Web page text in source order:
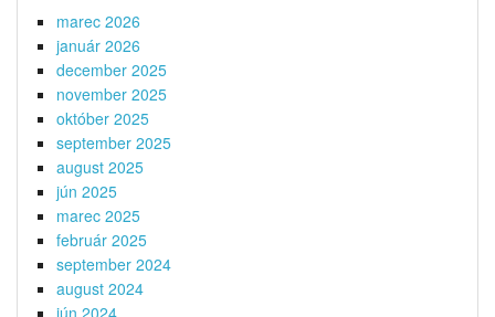
marec 2026
január 2026
december 2025
november 2025
október 2025
september 2025
august 2025
jún 2025
marec 2025
február 2025
september 2024
august 2024